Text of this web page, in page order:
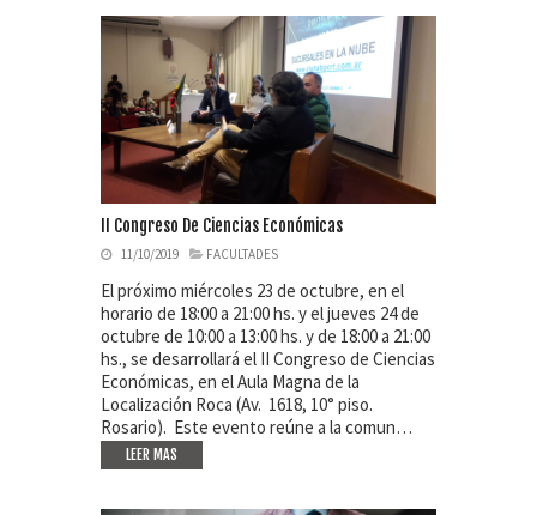
II Congreso De Ciencias Económicas
11/10/2019 FACULTADES
El próximo miércoles 23 de octubre, en el
horario de 18:00 a 21:00 hs. y el jueves 24 de
octubre de 10:00 a 13:00 hs. y de 18:00 a 21:00
hs., se desarrollará el II Congreso de Ciencias
Económicas, en el Aula Magna de la
Localización Roca (Av. 1618, 10° piso.
Rosario). Este evento reúne a la comun…
LEER MAS